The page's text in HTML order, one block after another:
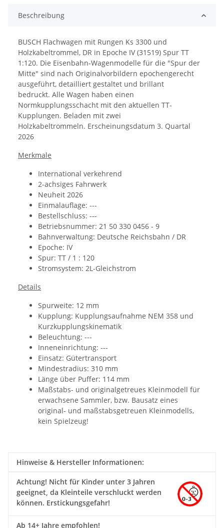
Beschreibung
BUSCH Flachwagen mit Rungen Ks 3300 und
Holzkabeltrommel, DR in Epoche IV (31519) Spur TT
1:120. Die Eisenbahn-Wagenmodelle für die "Spur der
Mitte" sind nach Originalvorbildern epochengerecht
ausgeführt, detailliert gestaltet und brillant
bedruckt. Alle Wagen haben einen
Normkupplungsschacht mit den aktuellen TT-
Kupplungen. Beladen mit zwei
Holzkabeltrommeln. Erscheinungsdatum 3. Quartal
2026
Merkmale
International verkehrend
2-achsiges Fahrwerk
Neuheit 2026
Einmalauflage: ---
Bestellschluss: ---
Betriebsnummer: 21 50 330 0456 - 9
Bahnverwaltung: Deutsche Reichsbahn / DR
Epoche: IV
Spur: TT / 1 : 120
Stromsystem: 2L-Gleichstrom
Details
Spurweite: 12 mm
Kupplung: Kupplungsaufnahme NEM 358 und
Kurzkupplungskinematik
Beleuchtung: ---
Inneneinrichtung: ---
Einsatz: Gütertransport
Mindestradius: 310 mm
Länge über Puffer: 114 mm
Maßstabs- und originalgetreues Kleinmodell für
erwachsene Sammler, bzw. Bausatz eines
original- und maßstabsgetreuen Kleinmodells,
kein Spielzeug!
Hinweise & Hersteller Informationen:
Achtung! Nicht für Kinder unter 3 Jahren
geeignet, da Kleinteile verschluckt werden
können. Erstickungsgefahr!
Ab 14+ Jahre empfohlen!